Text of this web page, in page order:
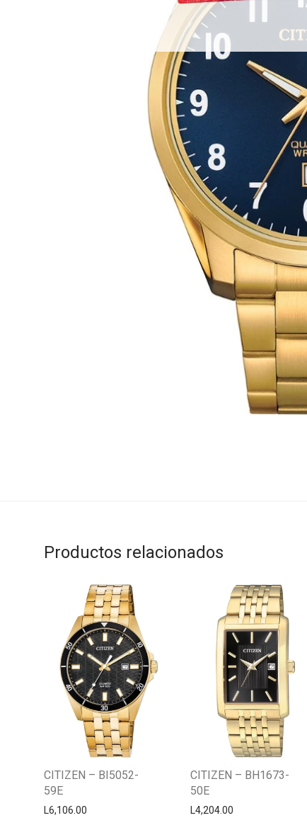
Productos relacionados
CITIZEN – BI5052-
59E
L6,106.00
CITIZEN – BH1673-
50E
L4,204.00